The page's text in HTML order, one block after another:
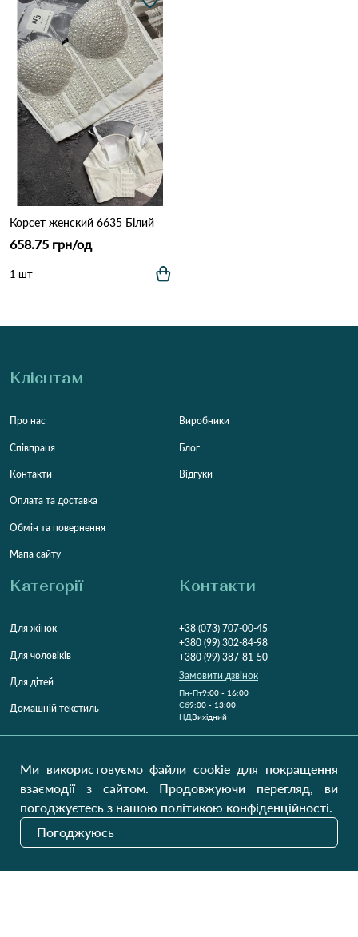
Корсет женский 6635 Білий
658.75 грн/од
1 шт
Клієнтам
Про нас
Співпраця
Контакти
Оплата та доставка
Обмін та повернення
Мапа сайту
Виробники
Блог
Відгуки
Категорії
Для жінок
Для чоловіків
Для дітей
Домашній текстиль
Контакти
+38 (073) 707-00-45
+380 (99) 302-84-98
+380 (99) 387-81-50
Замовити дзвінок
Пн-Пт9:00 - 16:00
Cб9:00 - 13:00
НДВихідний
Наші оновлення
Ми використовуємо файли cookie для покращення
взаємодії з сайтом. Продовжуючи перегляд, ви
погоджуєтесь з нашою політикою конфіденційності.
Погоджуюсь